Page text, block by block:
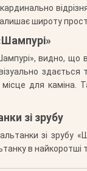
широту
видно, що
місце для каміна.
зі зрубу
зі
в найкоротші